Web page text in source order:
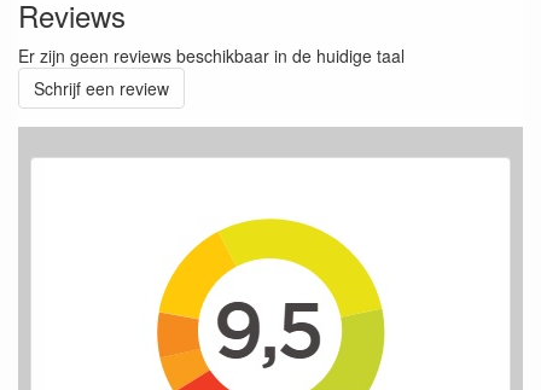
Reviews
Er zijn geen reviews beschikbaar in de huidige taal
Schrijf een review